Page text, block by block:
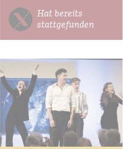
Hat bereits
stattgefunden